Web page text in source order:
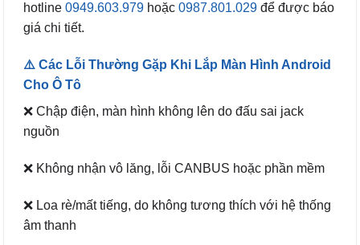
hotline 0949.603.979 hoặc 0987.801.029 để được báo
giá chi tiết.
⚠️ Các Lỗi Thường Gặp Khi Lắp Màn Hình Android
Cho Ô Tô
❌ Chập điện, màn hình không lên do đấu sai jack
nguồn
❌ Không nhận vô lăng, lỗi CANBUS hoặc phần mềm
❌ Loa rè/mất tiếng, do không tương thích với hệ thống
âm thanh